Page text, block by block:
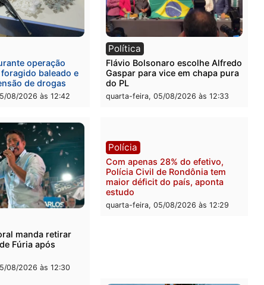
candidatos ao
e apresenta
que pode mudar os
de Rondônia
Violência domina o debate
eleitoral e segurança vira
ao Governo de Rondônia
durante operação
com foragido baleado e